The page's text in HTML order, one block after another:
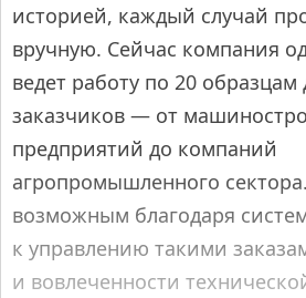
историей, каждый случай
вручную. Сейчас компания
ведет работу по 20 образцам
заказчиков — от
предприятий до компаний
агропромышленного
возможным благодаря
к управлению такими
и вовлеченности